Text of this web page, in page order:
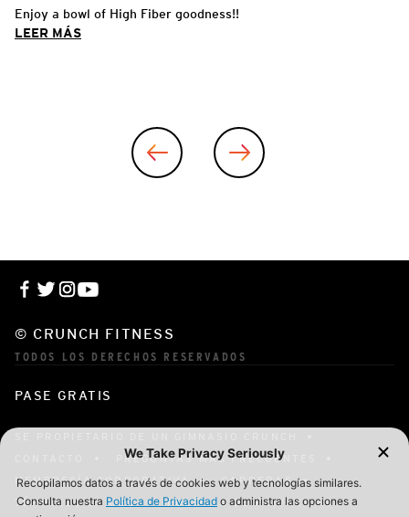
Enjoy a bowl of High Fiber goodness!!
LEER MÁS
© CRUNCH FITNESS
TODOS LOS DERECHOS RESERVADOS
PASE GRATIS
PREGUNTAS MÁS FRECUENTES
MEMBRESÍA CORPORATIVA
CARRERAS
TÉRMINOS DE USO
POLÍTICA DE PRIVACIDAD